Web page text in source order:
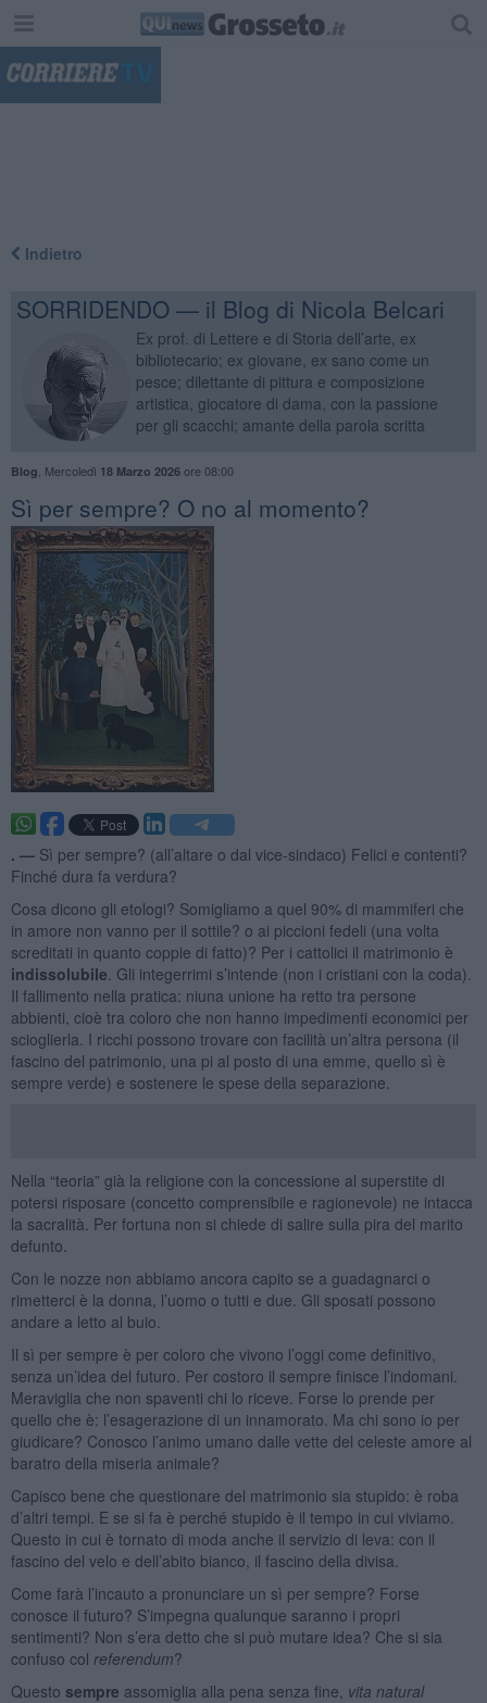
Indietro
SORRIDENDO — il Blog di Nicola Belcari
Ex prof. di Lettere e di Storia dell’arte, ex
bibliotecario; ex giovane, ex sano come un
pesce; dilettante di pittura e composizione
artistica, giocatore di dama, con la passione
per gli scacchi; amante della parola scritta
Blog Mercoledì 18 Marzo 2026ore 08:00
​Sì per sempre? O no al momento?
. — Sì per sempre? (all’altare o dal vice-sindaco) Felici e contenti?
Finché dura fa verdura?
Cosa dicono gli etologi? Somigliamo a quel 90% di mammiferi che
in amore non vanno per il sottile? o ai piccioni fedeli (una volta
screditati in quanto coppie di fatto)? Per i cattolici il matrimonio è
indissolubile . Gli integerrimi s’intende (non i cristiani con la coda).
Il fallimento nella pratica: niuna unione ha retto tra persone
abbienti, cioè tra coloro che non hanno impedimenti economici per
scioglierla. I ricchi possono trovare con facilità un’altra persona (il
fascino del patrimonio, una pi al posto di una emme, quello sì è
sempre verde) e sostenere le spese della separazione.
Nella “teoria” già la religione con la concessione al superstite di
potersi risposare (concetto comprensibile e ragionevole) ne intacca
la sacralità. Per fortuna non si chiede di salire sulla pira del marito
defunto.
Con le nozze non abbiamo ancora capito se a guadagnarci o
rimetterci è la donna, l’uomo o tutti e due. Gli sposati possono
andare a letto al buio.
Il sì per sempre è per coloro che vivono l’oggi come definitivo,
senza un’idea del futuro. Per costoro il sempre finisce l’indomani.
Meraviglia che non spaventi chi lo riceve. Forse lo prende per
quello che è: l’esagerazione di un innamorato. Ma chi sono io per
giudicare? Conosco l’animo umano dalle vette del celeste amore al
baratro della miseria animale?
Capisco bene che questionare del matrimonio sia stupido: è roba
d’altri tempi. E se si fa è perché stupido è il tempo in cui viviamo.
Questo in cui è tornato di moda anche il servizio di leva: con il
fascino del velo e dell’abito bianco, il fascino della divisa.
Come farà l’incauto a pronunciare un sì per sempre? Forse
conosce il futuro? S’impegna qualunque saranno i propri
sentimenti? Non s’era detto che si può mutare idea? Che si sia
confuso col referendum?
Questo sempre assomiglia alla pena senza fine, vita natural